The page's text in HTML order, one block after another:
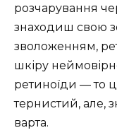
розчарування
знаходиш свою
зволоженням,
шкіру
ретиноїди — то
тернистий, але,
варта.